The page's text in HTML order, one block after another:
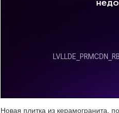
Новая плитка из керамогранита,